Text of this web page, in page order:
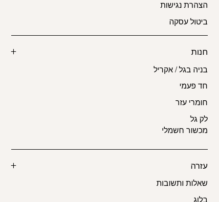
הצהרת נגישות
ביטול עסקה
חנות
בניה בגל / אקריל
חד פעמי
חומרי עזר
לק גל
מכשור חשמלי
עזרה
שאלות ותשובות
בלוג